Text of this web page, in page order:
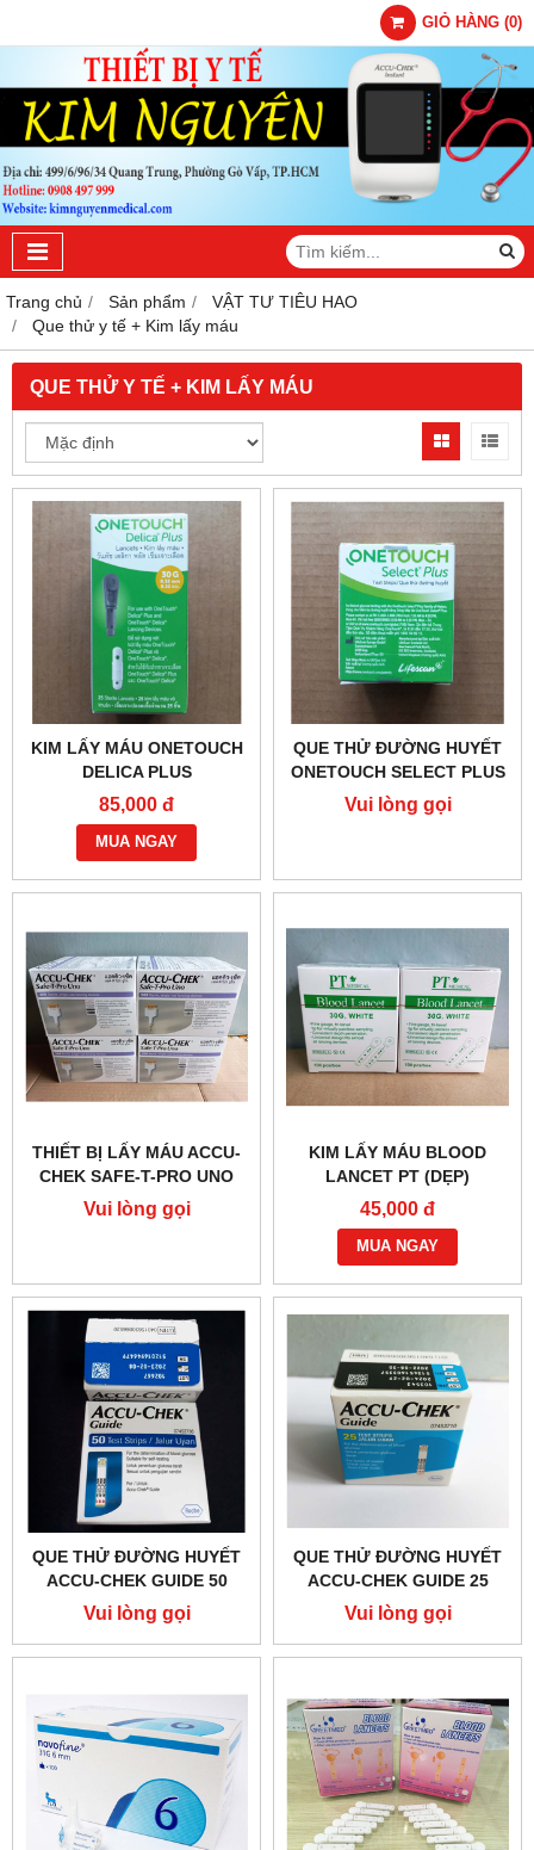
GIỎ HÀNG (0)
Trang chủ Sản phẩm
VẬT TƯ TIÊU HAO
Que thử y tế + Kim lấy máu
QUE THỬ Y TẾ + KIM LẤY MÁU
KIM LẤY MÁU ONETOUCH
DELICA PLUS
85,000 đ
MUA NGAY
QUE THỬ ĐƯỜNG HUYẾT
ONETOUCH SELECT PLUS
25
Vui lòng gọi
THIẾT BỊ LẤY MÁU ACCU-
CHEK SAFE-T-PRO UNO
Vui lòng gọi
KIM LẤY MÁU BLOOD
LANCET PT (DẸP)
45,000 đ
MUA NGAY
QUE THỬ ĐƯỜNG HUYẾT
ACCU-CHEK GUIDE 50
Vui lòng gọi
QUE THỬ ĐƯỜNG HUYẾT
ACCU-CHEK GUIDE 25
Vui lòng gọi